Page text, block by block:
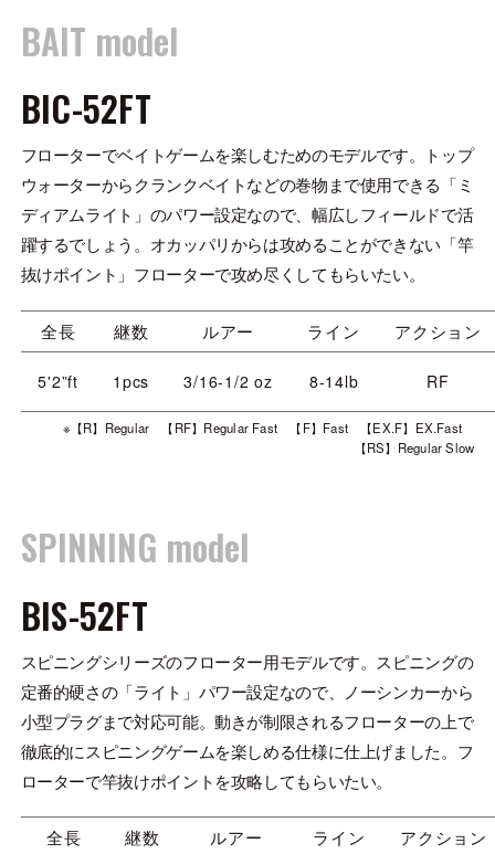
BAIT model
BIC-52FT
フローターでベイトゲームを楽しむためのモデルです。トップ
ウォーターからクランクベイトなどの巻物まで使用できる「ミ
ディアムライト」のパワー設定なので、幅広しフィールドで活
躍するでしょう。オカッパリからは攻めることができない「竿
抜けポイント」フローターで攻め尽くしてもらいたい。
全長 継数 ルアー ライン アクション
5'2”ft 1pcs 3/16-1/2 oz 8-14lb RF
※【R】Regular 【RF】Regular Fast 【F】Fast 【EX.F】EX.Fast
【RS】Regular Slow
SPINNING model
BIS-52FT
スピニングシリーズのフローター用モデルです。スピニングの
定番的硬さの「ライト」パワー設定なので、ノーシンカーから
小型プラグまで対応可能。動きが制限されるフローターの上で
徹底的にスピニングゲームを楽しめる仕様に仕上げました。フ
ローターで竿抜けポイントを攻略してもらいたい。
全長 継数 ルアー ライン アクション